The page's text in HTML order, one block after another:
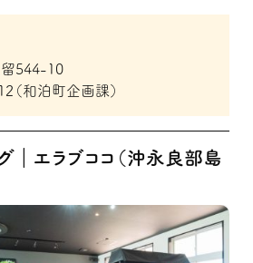
544-10
（和泊町企画課）
｜エラブココ（沖永良部島